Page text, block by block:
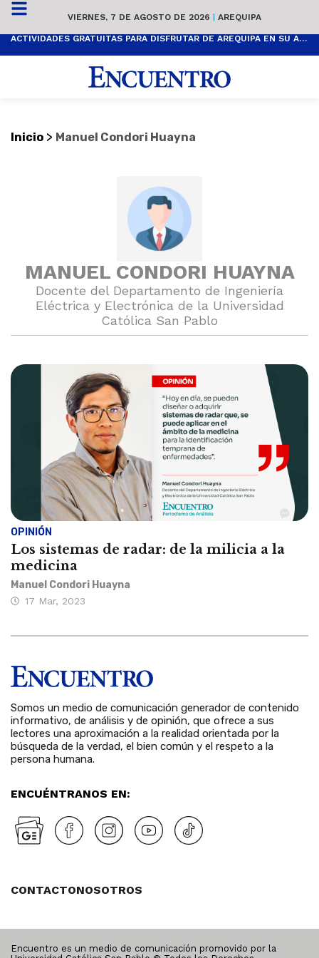
VIERNES, 7 DE AGOSTO DE 2026 | AREQUIPA
ACTIVIDADES GRATUITAS PARA DISFRUTAR DE AREQUIPA EN SU ANIVERSARIO
Inicio > Manuel Condori Huayna
MANUEL CONDORI HUAYNA
Docente del Departamento de Ingeniería
Eléctrica y Electrónica de la Universidad
Católica San Pablo
OPINIÓN
Los sistemas de radar: de la milicia a la
medicina
Manuel Condori Huayna
17 Mar, 2023
Somos un medio de comunicación generador de contenido
informativo, de análisis y de opinión, que ofrece a sus
lectores una aproximación a la realidad orientada por la
búsqueda de la verdad, el bien común y el respeto a la
persona humana.
ENCUÉNTRANOS EN:
CONTACTONOSOTROS
Encuentro es un medio de comunicación promovido por la